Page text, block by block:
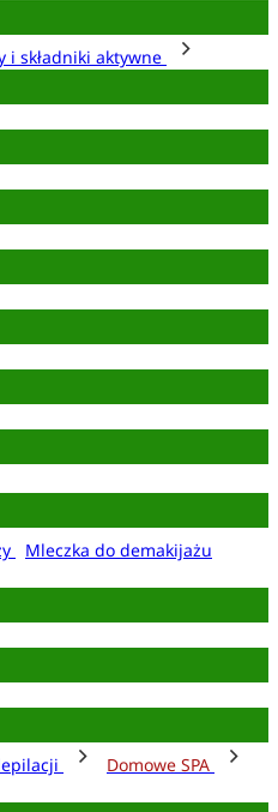
i składniki aktywne
Mleczka do demakijażu
Domowe SPA